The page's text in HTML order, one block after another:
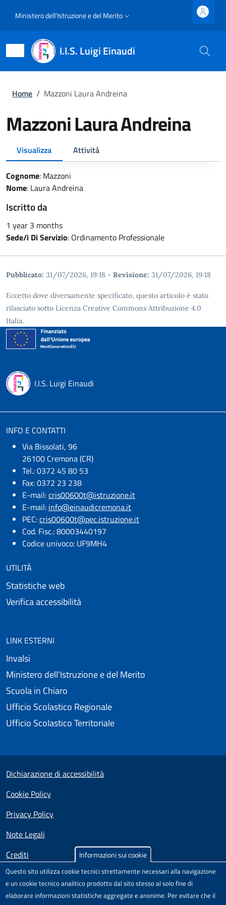
Informazioni sui cookie
Questo sito utilizza cookie tecnici strettamente necessari alla navigazione
e un cookie tecnico analitico prodotto dal sito stesso al solo fine di
elaborare informazioni statistiche aggregate e anonime. Per evitare che il
Slim top
Ministero dell'Istruzione e del Merito
I.I.S. Luigi Einaudi
Briciole di pane
Home / Mazzoni Laura Andreina
Mazzoni Laura Andreina
Primary tabs
Visualizza Attività
Cognome: Mazzoni
Nome: Laura Andreina
Iscritto da
1 year 3 months
Sede/i Di Servizio: Ordinamento Professionale
Pubblicato: 31/07/2026, 19:18 - Revisione: 31/07/2026, 19:18
Eccetto dove diversamente specificato, questo articolo è stato
rilasciato sotto Licenza Creative Commons Attribuzione 4.0
Italia.
I.I.S. Luigi Einaudi
INFO E CONTATTI
Via Bissolati, 96
26100 Cremona (CR)
Tel.: 0372 45 80 53
Fax: 0372 23 238
E-mail:cris00600t@istruzione.it
E-mail:​ info@einaudicremona.it
PEC:cris00600t@pec.istruzione.it
Cod. Fisc.: 80003440197
Codice univoco: UF9MH4
UTILITÀ
Statistiche web
Verifica accessibilità
LINK ESTERNI
Invalsi
Ministero dell'Istruzione e del Merito
Scuola in Chiaro
Ufficio Scolastico Regionale
Ufficio Scolastico Territoriale
Small prints
Dichiarazione di accessibilità
Cookie Policy
Privacy Policy
Note Legali
Crediti
TestSito realizzato e distribuito daPorte Aperte sul Web
Comunità di pratica per l'accessibilità dei siti scolastici,